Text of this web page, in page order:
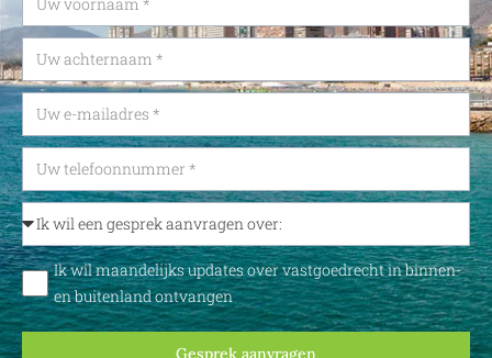
Ik wil maandelijks updates over vastgoedrecht in binnen-
en buitenland ontvangen
Gesprek aanvragen